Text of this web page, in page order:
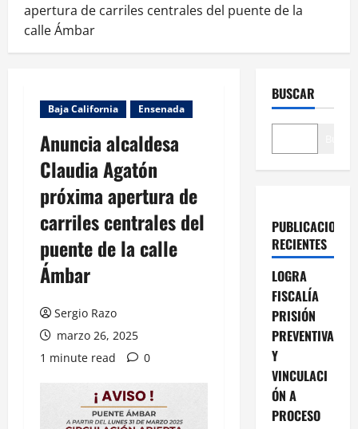
apertura de carriles centrales del puente de la
calle Ámbar
Baja California Ensenada
Anuncia alcaldesa
Claudia Agatón
próxima apertura de
carriles centrales del
puente de la calle
Ámbar
Sergio Razo
marzo 26, 2025
1 minute read
0
BUSCAR
PUBLICACIONES
RECIENTES
LOGRA
FISCALÍA
PRISIÓN
PREVENTIVA
Y
VINCULACI
ÓN A
PROCESO